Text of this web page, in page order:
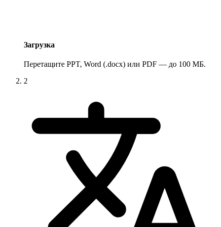
Загрузка
Перетащите PPT, Word (.docx) или PDF — до 100 МБ.
2